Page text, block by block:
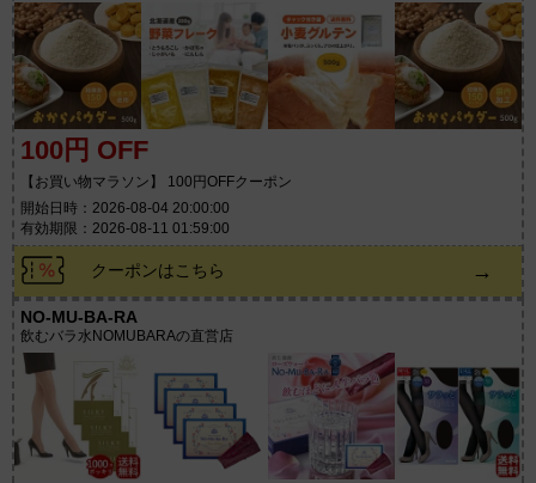
100円 OFF
【お買い物マラソン】 100円OFFクーポン
開始日時：2026-08-04 20:00:00
有効期限：2026-08-11 01:59:00
クーポンはこちら →
NO-MU-BA-RA
飲むバラ水NOMUBARAの直営店